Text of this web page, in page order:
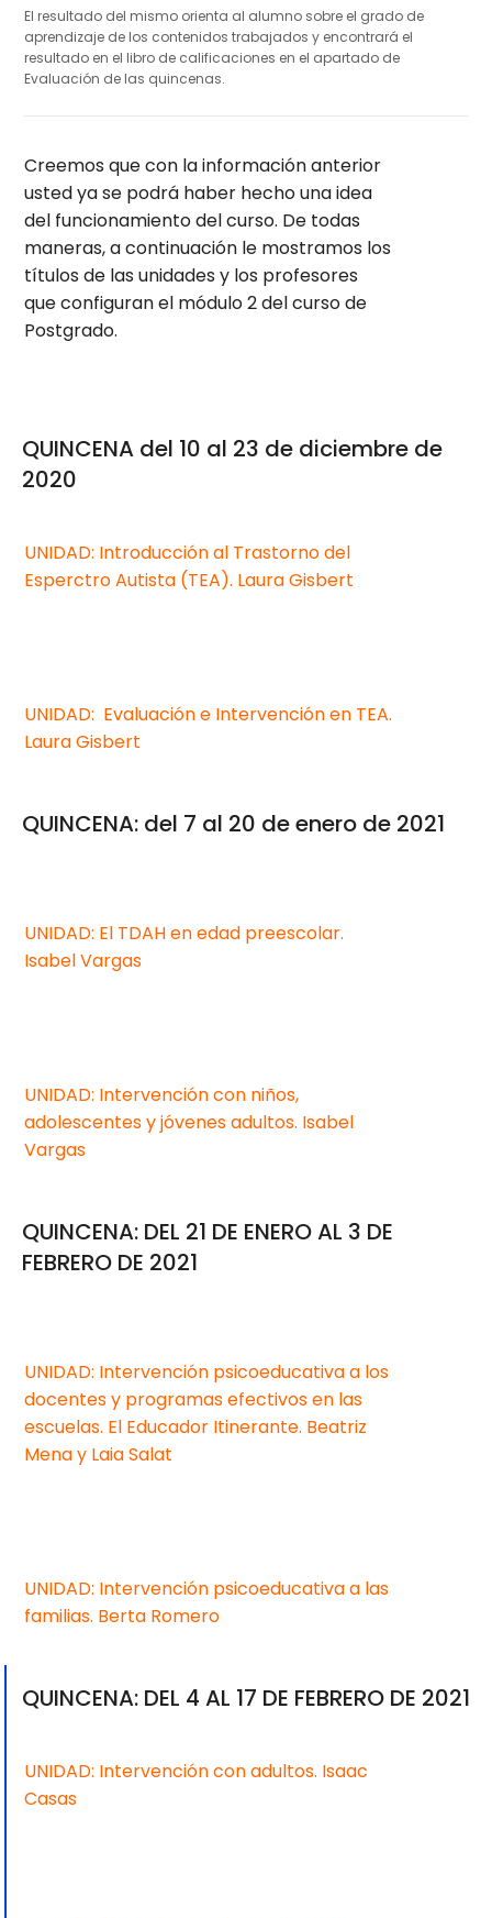
El resultado del mismo orienta al alumno sobre el grado de
aprendizaje de los contenidos trabajados y encontrará el
resultado en el libro de calificaciones en el apartado de
Evaluación de las quincenas.
Creemos que con la información anterior
usted ya se podrá haber hecho una idea
del funcionamiento del curso. De todas
maneras, a continuación le mostramos los
títulos de las unidades y los profesores
que configuran el módulo 2 del curso de
Postgrado.
QUINCENA del 10 al 23 de diciembre de
2020
UNIDAD: Introducción al Trastorno del
Esperctro Autista (TEA). Laura Gisbert
UNIDAD: Evaluación e Intervención en TEA.
Laura Gisbert
QUINCENA: del 7 al 20 de enero de 2021
UNIDAD: El TDAH en edad preescolar.
Isabel Vargas
UNIDAD: Intervención con niños,
adolescentes y jóvenes adultos. Isabel
Vargas
QUINCENA: DEL 21 DE ENERO AL 3 DE
FEBRERO DE 2021
UNIDAD: Intervención psicoeducativa a los
docentes y programas efectivos en las
escuelas. El Educador Itinerante. Beatriz
Mena y Laia Salat
UNIDAD: Intervención psicoeducativa a las
familias. Berta Romero
QUINCENA: DEL 4 AL 17 DE FEBRERO DE 2021
UNIDAD: Intervención con adultos. Isaac
Casas